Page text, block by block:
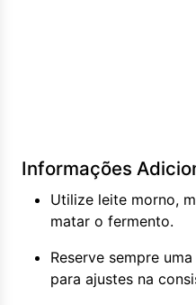
Informações
Utilize leite morno,
matar o fermento.
Reserve sempre
para ajustes na